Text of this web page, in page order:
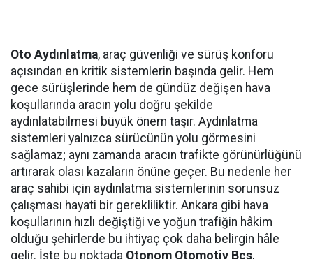
Oto Aydınlatma, araç güvenliği ve sürüş konforu
açısından en kritik sistemlerin başında gelir. Hem
gece sürüşlerinde hem de gündüz değişen hava
koşullarında aracın yolu doğru şekilde
aydınlatabilmesi büyük önem taşır. Aydınlatma
sistemleri yalnızca sürücünün yolu görmesini
sağlamaz; aynı zamanda aracın trafikte görünürlüğünü
artırarak olası kazaların önüne geçer. Bu nedenle her
araç sahibi için aydınlatma sistemlerinin sorunsuz
çalışması hayati bir gerekliliktir. Ankara gibi hava
koşullarının hızlı değiştiği ve yoğun trafiğin hâkim
olduğu şehirlerde bu ihtiyaç çok daha belirgin hâle
gelir. İşte bu noktada Otonom Otomotiv Bcs,